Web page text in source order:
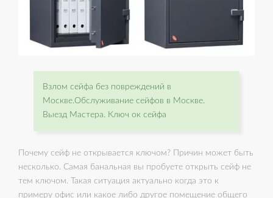
Взлом сейфа без повреждений в
Москве.Обслуживание сейфов в Москве.
Выезд Мастера. Ключ ок сейфа
Почему сейф не открывается ключом? Причин может быть
несколько. Самая банальная вы пробуете открыть сейф не
тем ключом. Такая ситуация актуально когда это к
примеру офис или какое либо другое помещение общего